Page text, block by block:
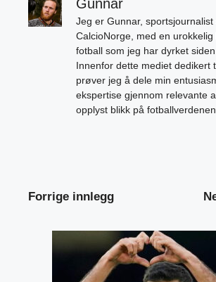
Gunnar
Jeg er Gunnar,
CalcioNorge, med en
fotball som jeg har dyrket
Innenfor dette mediet dedikert
prøver jeg å dele min
ekspertise gjennom relevante
opplyst blikk på
Forrige innlegg